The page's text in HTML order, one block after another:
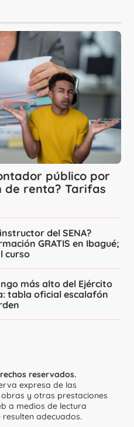
público por
de renta? Tarifas
del SENA?
GRATIS en Ibagué;
curso
más alto del Ejército
tabla oficial escalafón
reservados.
expresa de las
y otras prestaciones
a medios de lectura
adecuados.